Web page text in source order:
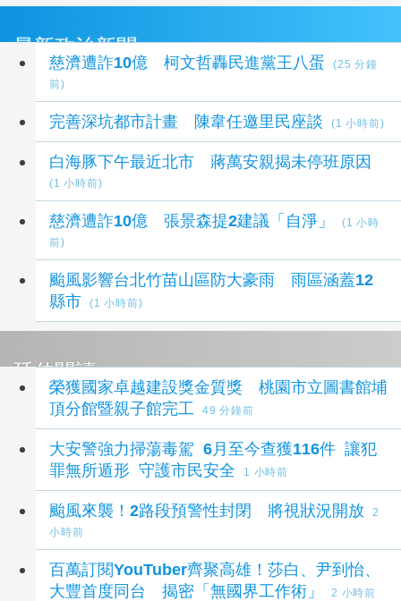
最新政治新聞
慈濟遭詐10億 柯文哲轟民進黨王八蛋
(25 分鐘
前)
完善深坑都市計畫 陳韋任邀里民座談 (1 小時前)
白海豚下午最近北市 蔣萬安親揭未停班原因
(1 小時前)
慈濟遭詐10億 張景森提2建議「自淨」
(1 小時
前)
颱風影響台北竹苗山區防大豪雨 雨區涵蓋12
縣市
(1 小時前)
延伸閱讀
榮獲國家卓越建設獎金質獎 桃園市立圖書館埔
頂分館暨親子館完工
49 分鐘前
大安警強力掃蕩毒駕 6月至今查獲116件 讓犯
罪無所遁形 守護市民安全
1 小時前
颱風來襲！2路段預警性封閉 將視狀況開放
2
小時前
百萬訂閱YouTuber齊聚高雄！莎白、尹到怡、
大豐首度同台 揭密「無國界工作術」
2 小時前